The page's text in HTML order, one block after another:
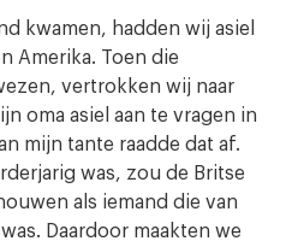
kwamen, hadden wij asiel
Amerika. Toen die
vertrokken wij naar
oma asiel aan te vragen in
mijn tante raadde dat af.
was, zou de Britse
als iemand die van
Daardoor maakten we